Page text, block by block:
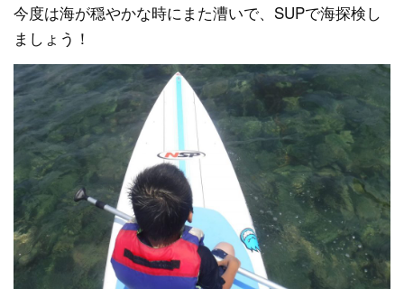
今度は海が穏やかな時にまた漕いで、SUPで海探検し
ましょう！